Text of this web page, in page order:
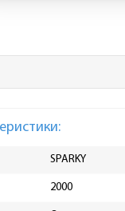
SPARKY
2000